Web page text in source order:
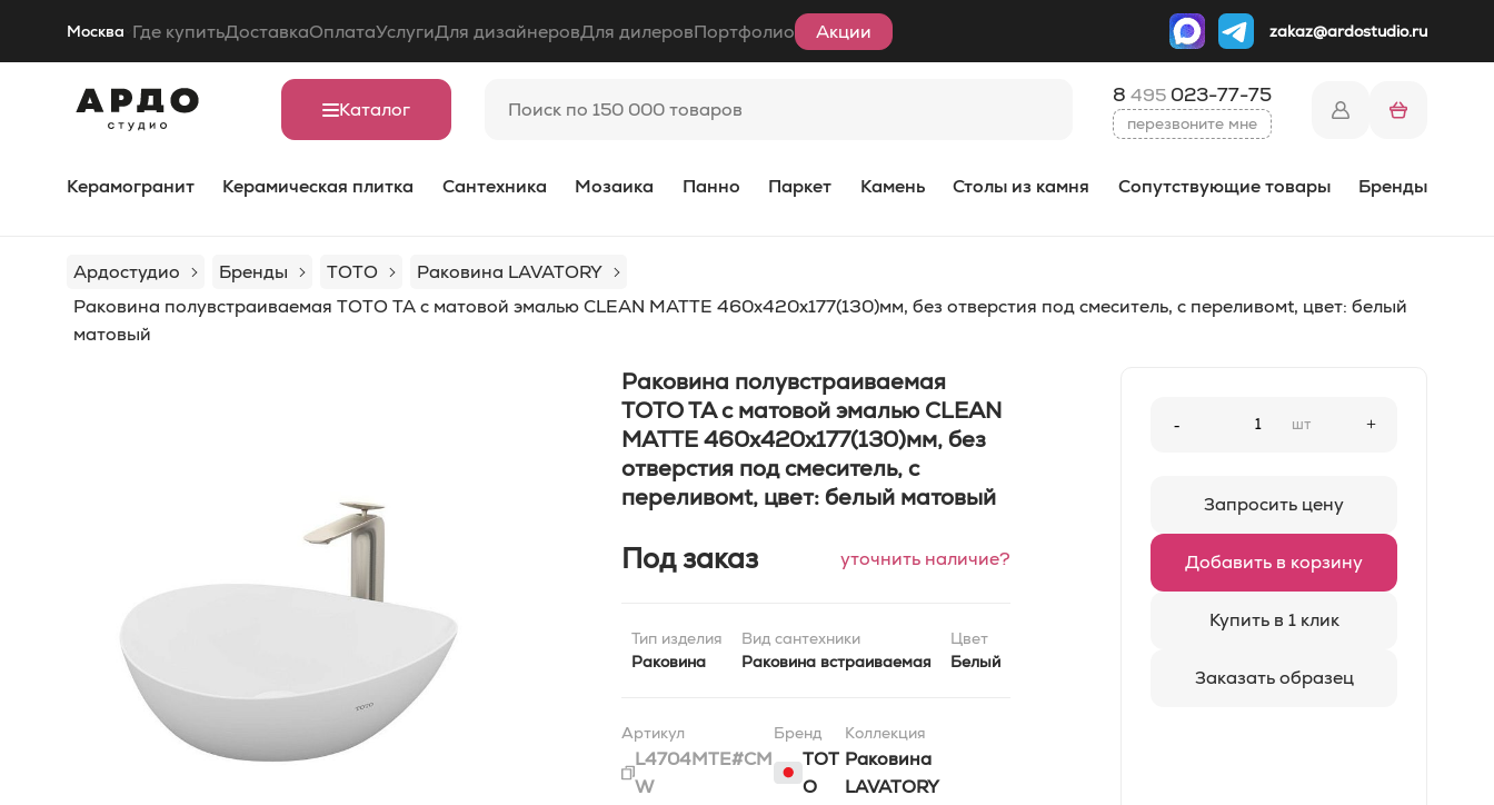
Москва Где купитьДоставкаОплатаУслугиДля дизайнеровДля дилеровПортфолио Акции zakaz@ardostudio.ru
Каталог
8 495 023-77-75
перезвоните мне
Керамогранит Керамическая плитка Сантехника Мозаика Панно Паркет Камень Столы из камня Сопутствующие товары Бренды
Ардостудио Бренды TOTO
Раковина LAVATORY
Раковина полувстраиваемая TOTO TA с матовой эмалью CLEAN MATTE 460x420x177(130)мм, без отверстия под смеситель, с переливомt, цвет: белый
матовый
Раковина полувстраиваемая
TOTO TA с матовой эмалью CLEAN
MATTE 460x420x177(130)мм, без
отверстия под смеситель, с
переливомt, цвет: белый матовый
Под заказ уточнить наличие?
Тип изделия
Раковина
Вид сантехники
Раковина встраиваемая
Цвет
Белый
Артикул
L4704MTE#CM
W
Бренд
TOT
O
Коллекция
Раковина
LAVATORY
- шт +
Запросить цену
Добавить в корзину
Купить в 1 клик
Заказать образец